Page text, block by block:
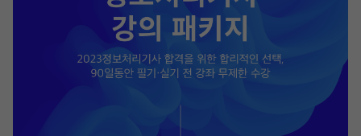
시 수강일 3일 자동 연장! 실기 87% 적중 신화 정